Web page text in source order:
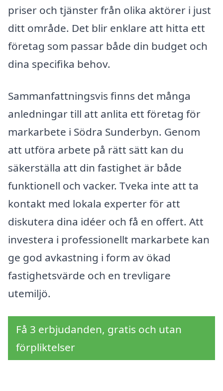
priser och tjänster från olika aktörer i just
ditt område. Det blir enklare att hitta ett
företag som passar både din budget och
dina specifika behov.
Sammanfattningsvis finns det många
anledningar till att anlita ett företag för
markarbete i Södra Sunderbyn. Genom
att utföra arbete på rätt sätt kan du
säkerställa att din fastighet är både
funktionell och vacker. Tveka inte att ta
kontakt med lokala experter för att
diskutera dina idéer och få en offert. Att
investera i professionellt markarbete kan
ge god avkastning i form av ökad
fastighetsvärde och en trevligare
utemiljö.
Få 3 erbjudanden, gratis och utan
förpliktelser